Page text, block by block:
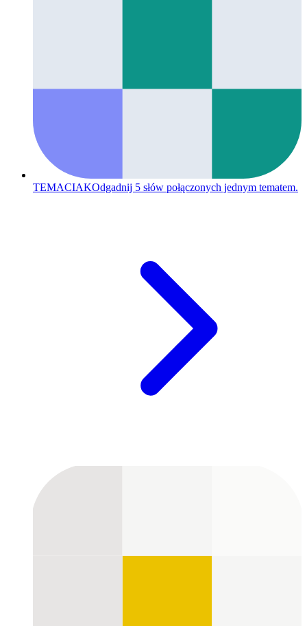
TEMACIAKOdgadnij 5 słów połączonych jednym tematem.